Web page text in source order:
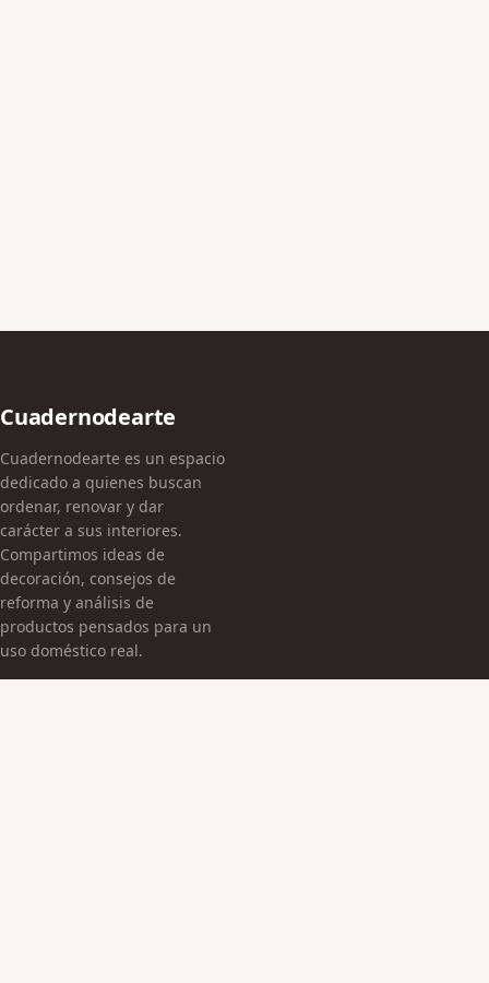
Cuadernodearte
Cuadernodearte es un espacio
dedicado a quienes buscan
ordenar, renovar y dar
carácter a sus interiores.
Compartimos ideas de
decoración, consejos de
reforma y análisis de
productos pensados para un
uso doméstico real.